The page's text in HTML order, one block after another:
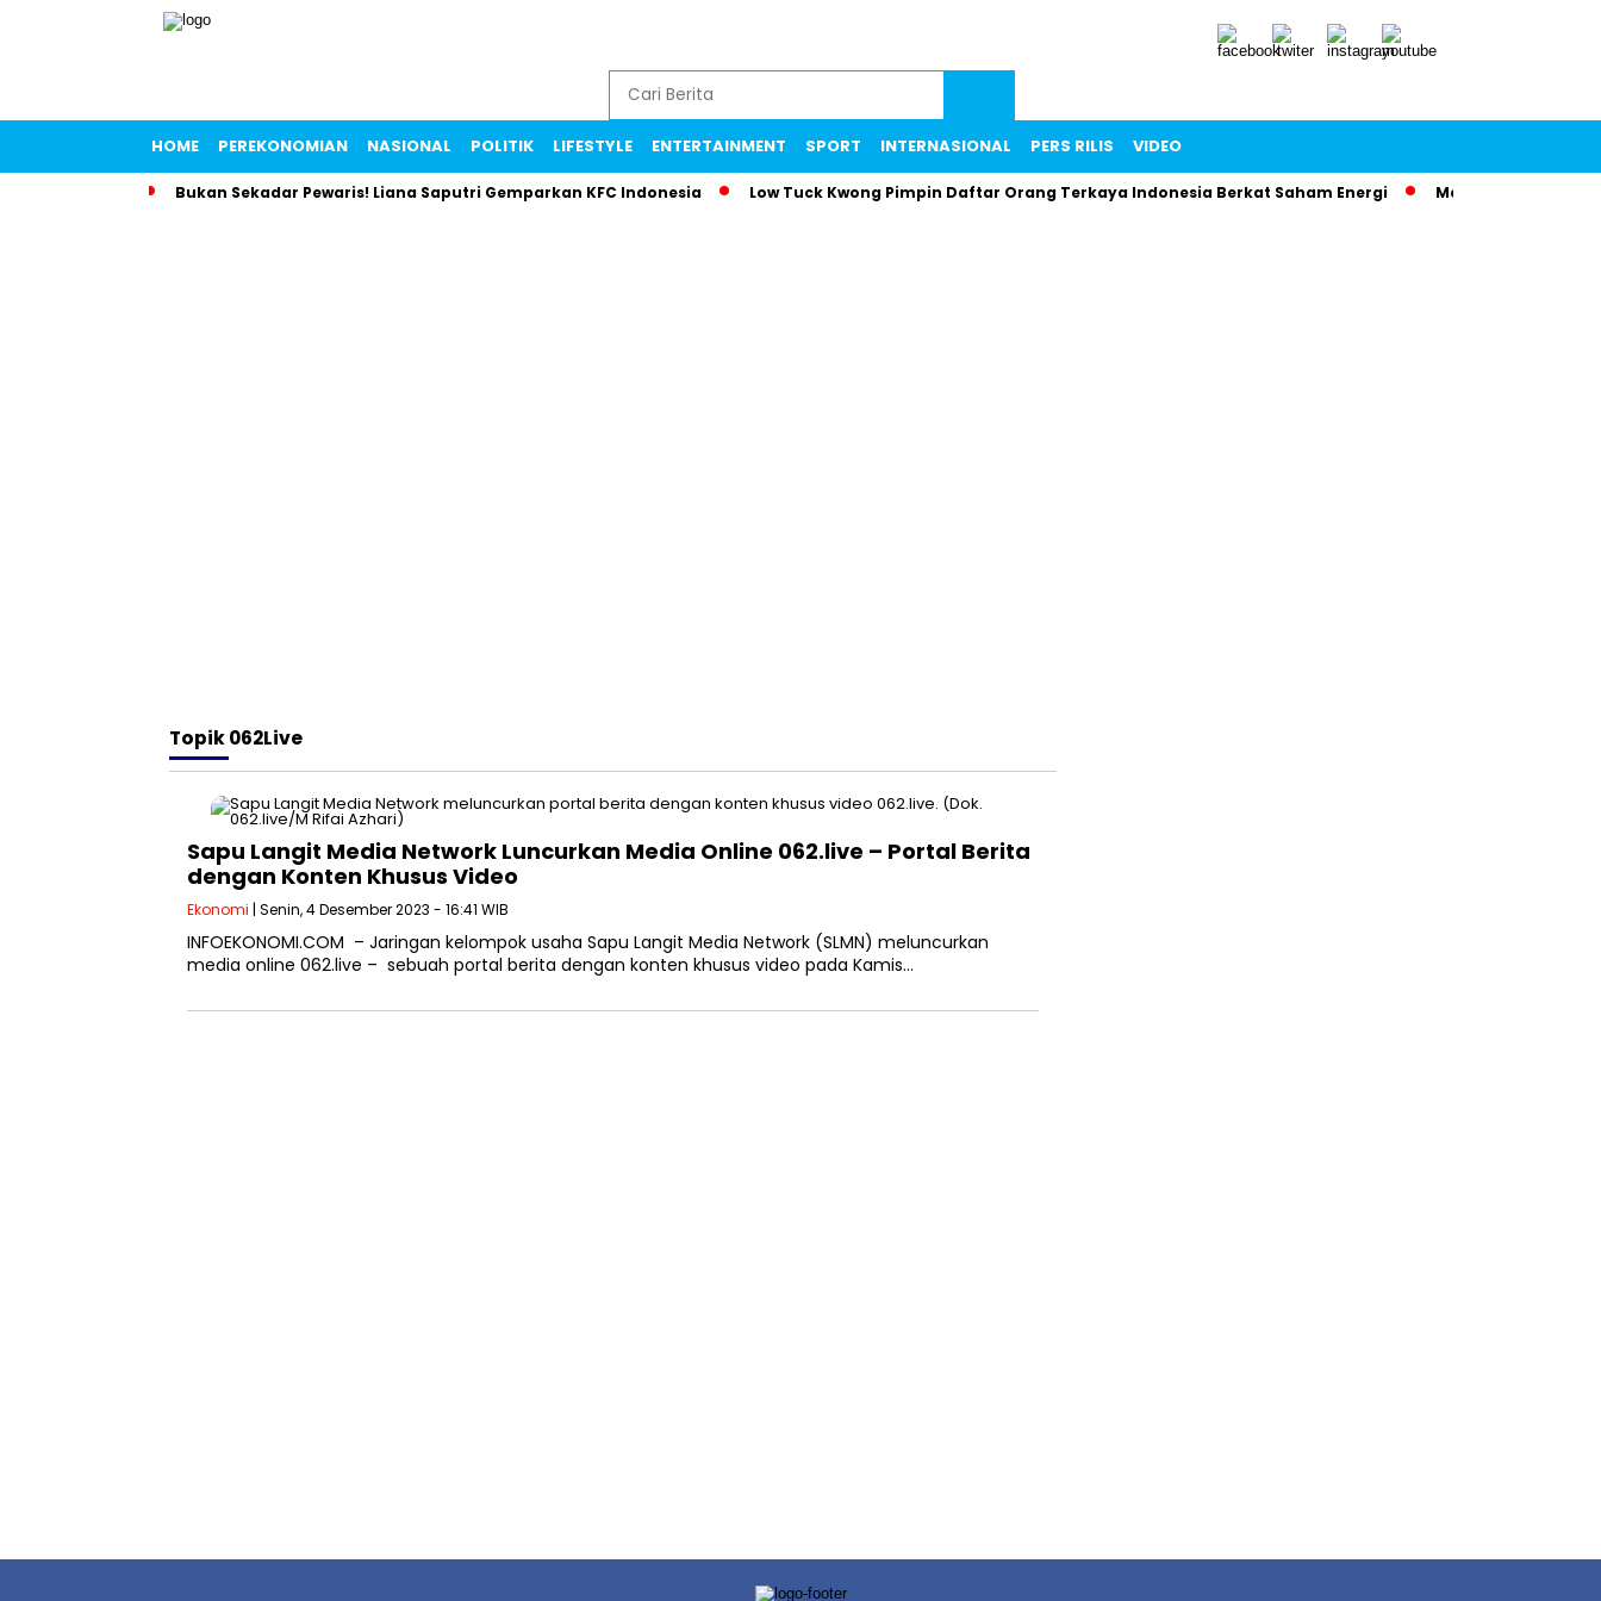
HOME PEREKONOMIAN NASIONAL POLITIK LIFESTYLE ENTERTAINMENT SPORT INTERNASIONAL PERS RILIS VIDEO
Bukan Sekadar Pewaris! Liana Saputri Gemparkan KFC Indonesia Low Tuck Kwong Pimpin Daftar Orang Terkaya Indonesia Berkat Saham Energi Menteri Maman
Topik062Live
Sapu Langit Media Network Luncurkan Media Online 062.live – Portal Berita
dengan Konten Khusus Video
Ekonomi | Senin, 4 Desember 2023 - 16:41 WIB
INFOEKONOMI.COM – Jaringan kelompok usaha Sapu Langit Media Network (SLMN) meluncurkan
media online 062.live – sebuah portal berita dengan konten khusus video pada Kamis…